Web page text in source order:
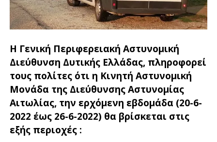
Η Γενική Περιφερειακή Αστυνομική
Διεύθυνση Δυτικής Ελλάδας, πληροφορεί
τους πολίτες ότι η Κινητή Αστυνομική
Μονάδα της Διεύθυνσης Αστυνομίας
Αιτωλίας, την ερχόμενη εβδομάδα (20-6-
2022 έως 26-6-2022) θα βρίσκεται στις
εξής περιοχές :